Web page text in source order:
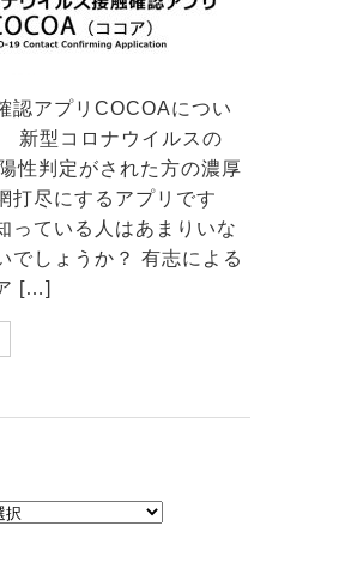
認アプリCOCOAについ
新型コロナウイルスの
性判定がされた方の濃厚
打尽にするアプリです
っている人はあまりいな
でしょうか？ 有志による
[…]